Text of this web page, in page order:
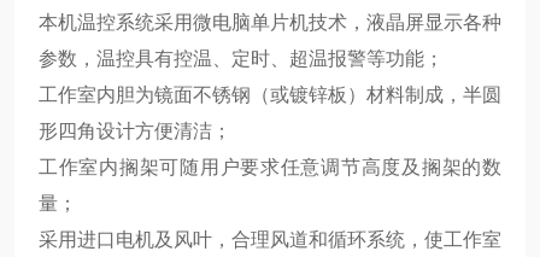
本机温控系统采用微电脑单片机技术，液晶屏显示各种
参数，温控具有控温、定时、超温报警等功能；
工作室内胆为镜面不锈钢（或镀锌板）材料制成，半圆
形四角设计方便清洁；
工作室内搁架可随用户要求任意调节高度及搁架的数
量；
采用进口电机及风叶，合理风道和循环系统，使工作室